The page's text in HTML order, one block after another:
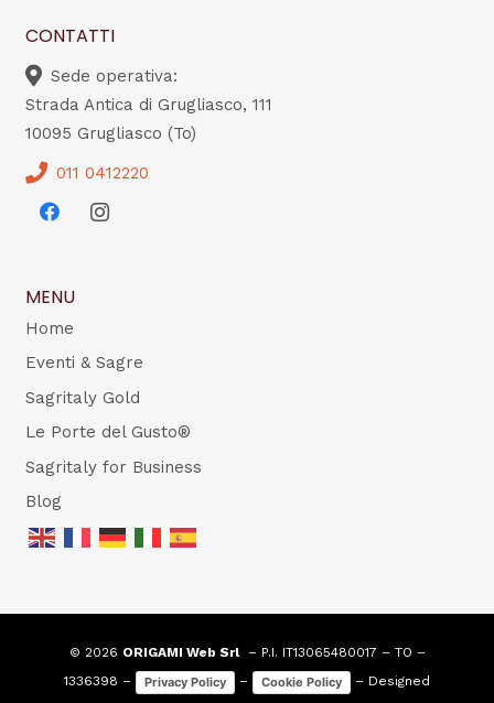
CONTATTI
Sede operativa:
Strada Antica di Grugliasco, 111
10095 Grugliasco (To)
011 0412220
MENU
Home
Eventi & Sagre
Sagritaly Gold
Le Porte del Gusto®
Sagritaly for Business
Blog
© 2026 ORIGAMI Web Srl– P.I. IT13065480017 – TO –
1336398 –
Privacy Policy – Cookie Policy
– Designed